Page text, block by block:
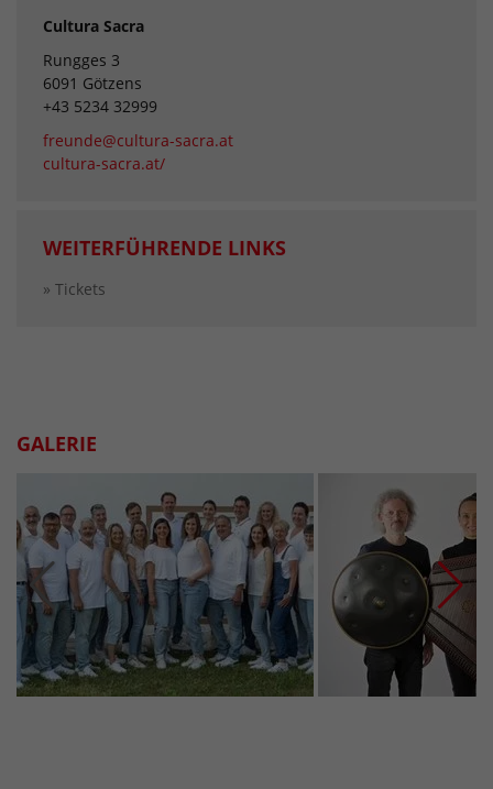
Cultura Sacra
Rungges 3
6091 Götzens
+43 5234 32999
freunde@cultura-sacra.at
cultura-sacra.at/
WEITERFÜHRENDE LINKS
» Tickets
GALERIE